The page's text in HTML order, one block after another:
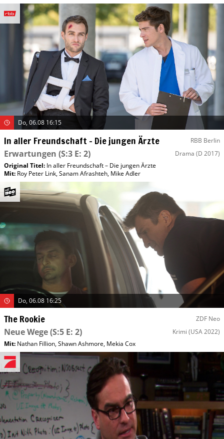
Do, 06.08 16:15
In aller Freundschaft – Die jungen Ärzte RBB Berlin
Erwartungen (S:3 E: 2) Drama (D 2017)
Original Titel: In aller Freundschaft – Die jungen Ärzte
Mit: Roy Peter Link,Sanam Afrashteh, Mike Adler
Do, 06.08 16:25
The Rookie ZDF Neo
Neue Wege(S:5 E: 2) Krimi (USA 2022)
Mit: Nathan Fillion,Shawn Ashmore, Mekia Cox